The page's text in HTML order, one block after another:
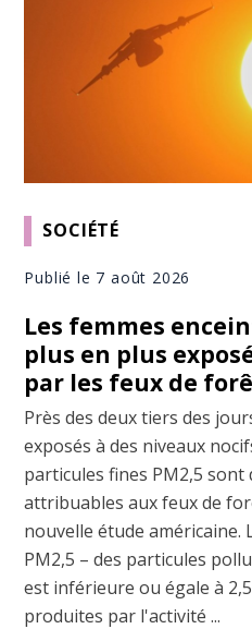
SOCIÉTÉ
Publié le 7 août 2026
Les femmes
plus en plus
par les feux de
Près des deux tiers des
exposés à des niveaux
particules fines PM2,5 sont
attribuables aux feux de
nouvelle étude américaine.
PM2,5 – des particules
est inférieure ou égale à
produites par l'activité ...